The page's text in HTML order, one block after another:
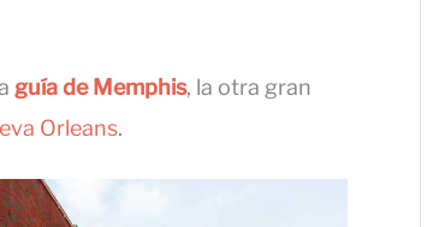
guía de Memphis, la otra gran
Orleans.